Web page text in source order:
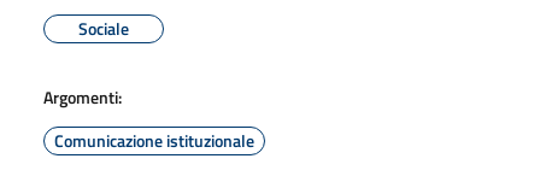
Sociale
Argomenti:
Comunicazione istituzionale